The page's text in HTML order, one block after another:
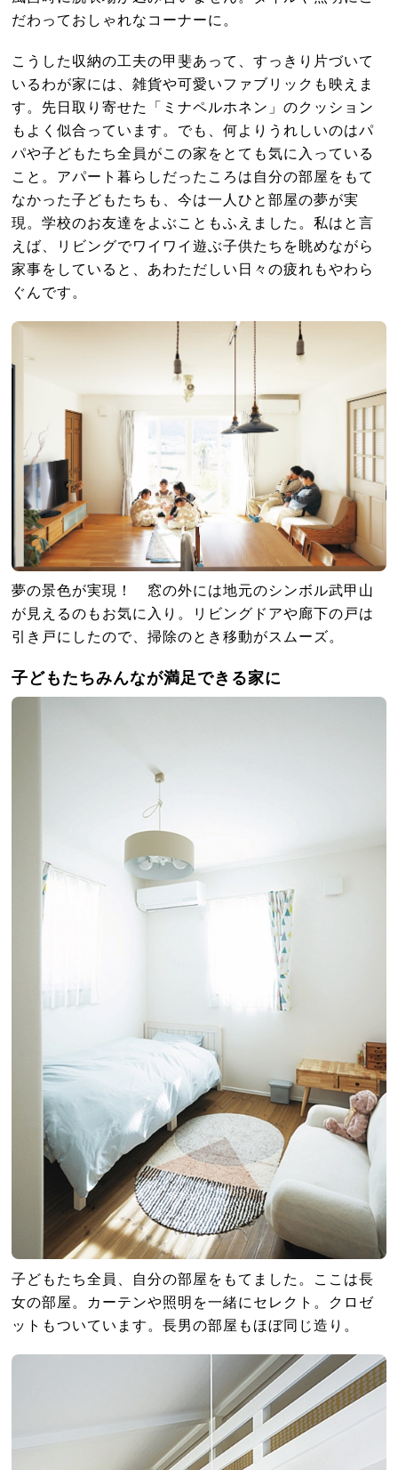
だわっておしゃれなコーナーに。
こうした収納の工夫の甲斐あって、すっきり片づいて
いるわが家には、雑貨や可愛いファブリックも映えま
す。先日取り寄せた「ミナペルホネン」のクッション
もよく似合っています。でも、何よりうれしいのはパ
パや子どもたち全員がこの家をとても気に入っている
こと。アパート暮らしだったころは自分の部屋をもて
なかった子どもたちも、今は一人ひと部屋の夢が実
現。学校のお友達をよぶこともふえました。私はと言
えば、リビングでワイワイ遊ぶ子供たちを眺めながら
家事をしていると、あわただしい日々の疲れもやわら
ぐんです。
夢の景色が実現！ 窓の外には地元のシンボル武甲山
が見えるのもお気に入り。リビングドアや廊下の戸は
引き戸にしたので、掃除のとき移動がスムーズ。
子どもたちみんなが満足できる家に
子どもたち全員、自分の部屋をもてました。ここは長
女の部屋。カーテンや照明を一緒にセレクト。クロゼ
ットもついています。長男の部屋もほぼ同じ造り。